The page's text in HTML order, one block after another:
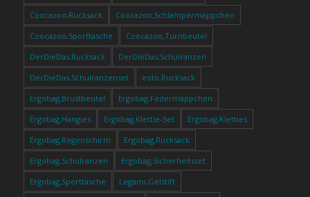
Coocazoo,Rucksack
Coocazoo,Schlampermäppchen
Coocazoo,Sporttasche
Coocazoo,Turnbeutel
DerDieDas,Rucksack
DerDieDas,Schulranzen
DerDieDas,Schulranzenset
eoto,Rucksack
Ergobag,Brustbeutel
Ergobag,Federmäppchen
Ergobag,Hangies
Ergobag,Klettie-Set
Ergobag,Kletties
Ergobag,Regenschirm
Ergobag,Rucksack
Ergobag,Schulranzen
Ergobag,Sicherheitsset
Ergobag,Sporttasche
Legami,Gelstift